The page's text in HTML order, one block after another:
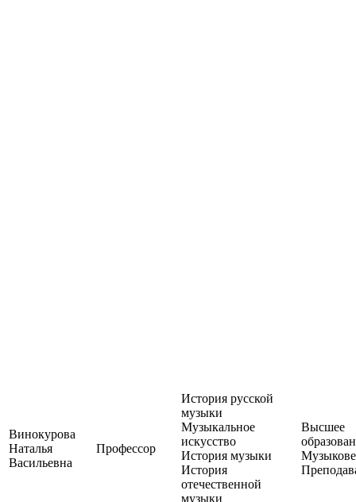
Винокурова
Наталья
Васильевна
Профессор
История русской
музыки
Музыкальное
искусство
История музыки
История
отечественной
музыки
Высшее